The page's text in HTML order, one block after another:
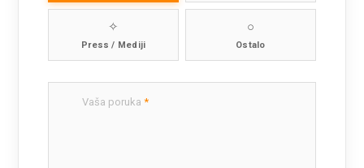
✧
Press / Mediji
○
Ostalo
Vaša poruka*